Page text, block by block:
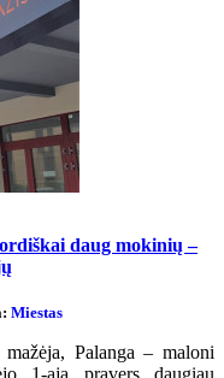
daug mokinių –
Miestas
Palanga – maloni